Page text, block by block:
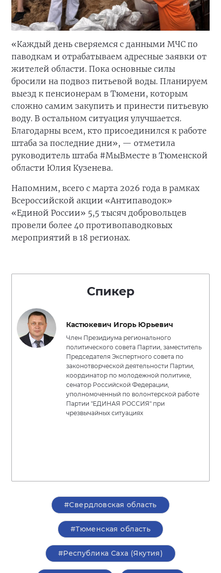
«Каждый день сверяемся с данными МЧС по
паводкам и отрабатываем адресные заявки от
жителей области. Пока основные силы
бросили на подвоз питьевой воды. Планируем
выезд к пенсионерам в Тюмени, которым
сложно самим закупить и принести питьевую
воду. В остальном ситуация улучшается.
Благодарны всем, кто присоединился к работе
штаба за последние дни», — отметила
руководитель штаба #МыВместе в Тюменской
области Юлия Кузенева.
Напомним, всего с марта 2026 года в рамках
Всероссийской акции «Антипаводок»
«Единой России» 5,5 тысяч добровольцев
провели более 40 противопаводковых
мероприятий в 18 регионах.
Спикер
Кастюкевич Игорь Юрьевич
Член Президиума регионального
политического совета Партии, заместитель
Председателя Экспертного совета по
законотворческой деятельности Партии,
координатор по молодежной политике,
сенатор Российской Федерации,
уполномоченный по волонтерской работе
Партии "ЕДИНАЯ РОССИЯ" при
чрезвычайных ситуациях
#Свердловская область
#Тюменская область
#Республика Саха (Якутия)